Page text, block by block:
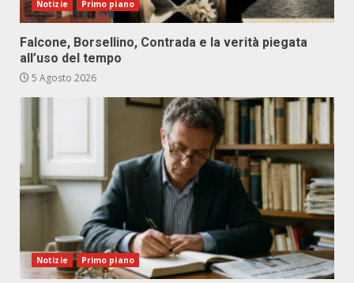
Notizie Primo piano
Falcone, Borsellino, Contrada e la verità piegata
all’uso del tempo
5 Agosto 2026
Notizie Primo piano